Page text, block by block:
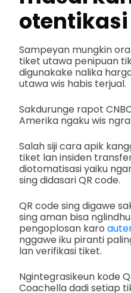
Sampeyan mungkin
tiket utawa penipuan
digunakake nalika
utawa wis habis terjual.
Sakdurunge rapot
Amerika ngaku wis
Salah siji cara apik
tiket lan insiden
diotomatisasi yaiku
sing didasari QR code.
QR code sing digawe
sing aman bisa
pengoplosan karo
nggawe iku piranti
lan verifikasi tiket.
Ngintegrasikeun kode
Coachella dadi setiap